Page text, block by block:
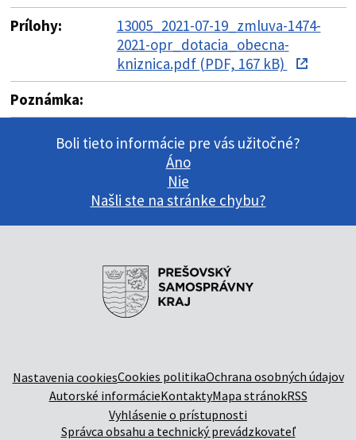
Prílohy:
13005_2021-07-19_zmluva-1474-
2021-opr_dotacia_obecna-
kniznica.pdf (PDF, 167 kB)
Poznámka:
Boli tieto informácie pre vás užitočné?
Áno
Nie
Našli ste na stránke chybu?
Nastavenia cookiesCookies politikaOchrana osobných údajov
Autorské informácieKontaktyMapa stránokRSS
Vyhlásenie o prístupnosti
Správca obsahu a technický prevádzkovateľ